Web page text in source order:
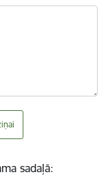
sadaļā: